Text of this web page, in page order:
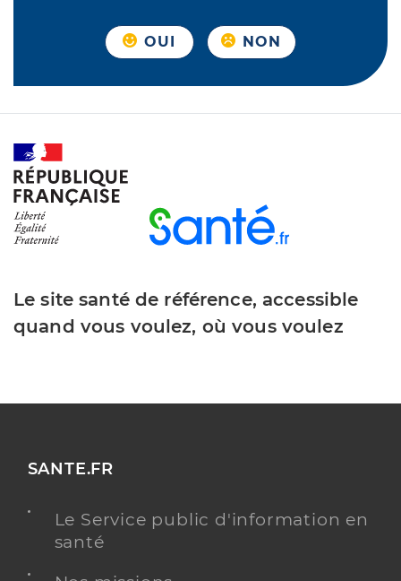
OUI NON
Le site santé de référence, accessible
quand vous voulez, où vous voulez
SANTE.FR
Le Service public d'information en
santé